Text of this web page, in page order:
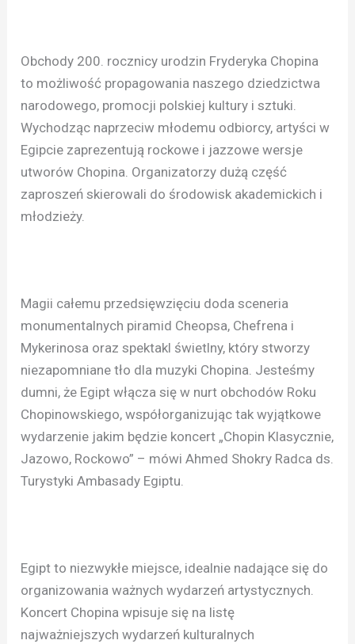
Obchody 200. rocznicy urodzin Fryderyka Chopina
to możliwość propagowania naszego dziedzictwa
narodowego, promocji polskiej kultury i sztuki.
Wychodząc naprzeciw młodemu odbiorcy, artyści w
Egipcie zaprezentują rockowe i jazzowe wersje
utworów Chopina. Organizatorzy dużą część
zaproszeń skierowali do środowisk akademickich i
młodzieży.
Magii całemu przedsięwzięciu doda sceneria
monumentalnych piramid Cheopsa, Chefrena i
Mykerinosa oraz spektakl świetlny, który stworzy
niezapomniane tło dla muzyki Chopina. Jesteśmy
dumni, że Egipt włącza się w nurt obchodów Roku
Chopinowskiego, współorganizując tak wyjątkowe
wydarzenie jakim będzie koncert „Chopin Klasycznie,
Jazowo, Rockowo” – mówi Ahmed Shokry Radca ds.
Turystyki Ambasady Egiptu.
Egipt to niezwykłe miejsce, idealnie nadające się do
organizowania ważnych wydarzeń artystycznych.
Koncert Chopina wpisuje się na listę
najważniejszych wydarzeń kulturalnych